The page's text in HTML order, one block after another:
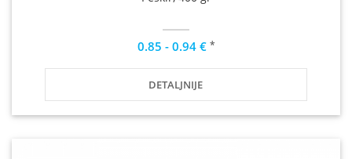
0.85 - 0.94 € *
DETALJNIJE